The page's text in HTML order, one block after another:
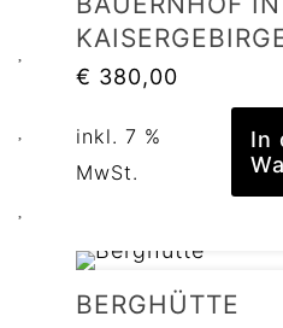
€ 380,00
inkl. 7 %
MwSt.
In
BERGHÜTTE